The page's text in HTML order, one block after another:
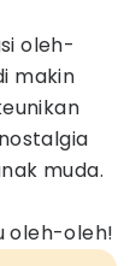
oleh-
makin
muda.
oleh-oleh!